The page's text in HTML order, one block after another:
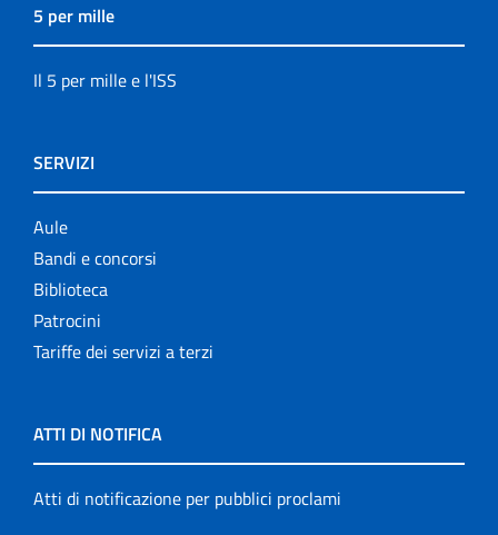
5 per mille
Il 5 per mille e l'ISS
SERVIZI
Aule
Bandi e concorsi
Biblioteca
Patrocini
Tariffe dei servizi a terzi
ATTI DI NOTIFICA
Atti di notificazione per pubblici proclami